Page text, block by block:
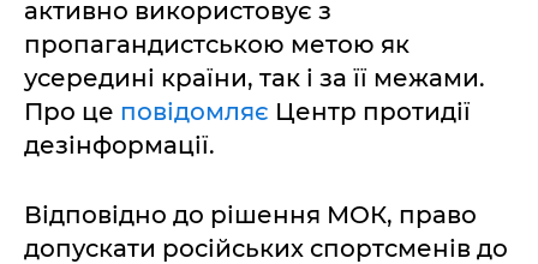
активно використовує з
пропагандистською метою як
усередині країни, так і за її межами.
Про це повідомляє Центр протидії
дезінформації.
Відповідно до рішення МОК, право
допускати російських спортсменів до